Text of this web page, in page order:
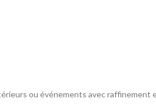
ou événements avec raffinement